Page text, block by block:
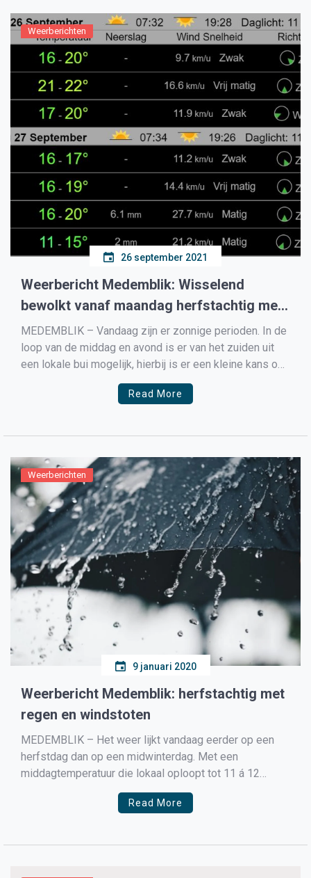
Weerberichten
26 september 2021
Weerbericht Medemblik: Wisselend
bewolkt vanaf maandag herfstachtig met
buien en een stuk frisser
MEDEMBLIK – Vandaag zijn er zonnige perioden. In de
loop van de middag en avond is er van het zuiden uit
een lokale bui mogelijk, hierbij is er een kleine kans op
onweer. De maxima lopen uiteen van 21°C vlak aan zee
tot 24°C plaatselijk in het oosten en zuidoosten. […]
Read More
Weerberichten
9 januari 2020
Weerbericht Medemblik: herfstachtig met
regen en windstoten
MEDEMBLIK – Het weer lijkt vandaag eerder op een
herfstdag dan op een midwinterdag. Met een
middagtemperatuur die lokaal oploopt tot 11 á 12
graden en een stevige zuidwestelijke wind, met
windvlagen die de 65km/u kunnen bereiken is het
Read More